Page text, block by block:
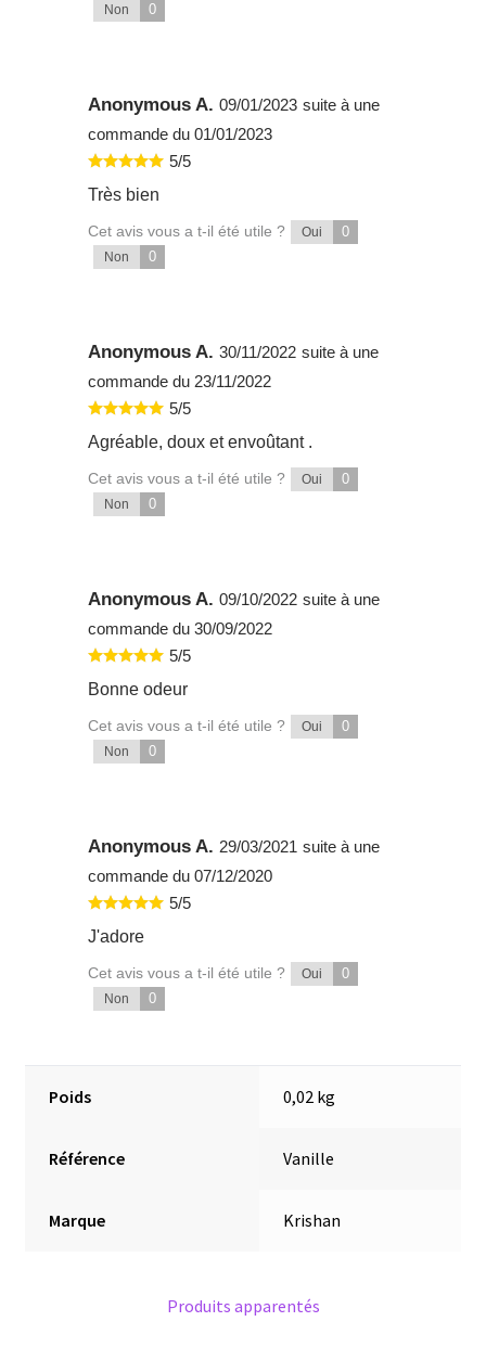
Non 0
Anonymous A. 09/01/2023 suite à une
commande du 01/01/2023
5/5
Très bien
Cet avis vous a t-il été utile ? Oui 0
Non 0
Anonymous A. 30/11/2022 suite à une
commande du 23/11/2022
5/5
Agréable, doux et envoûtant .
Cet avis vous a t-il été utile ? Oui 0
Non 0
Anonymous A. 09/10/2022 suite à une
commande du 30/09/2022
5/5
Bonne odeur
Cet avis vous a t-il été utile ? Oui 0
Non 0
Anonymous A. 29/03/2021 suite à une
commande du 07/12/2020
5/5
J'adore
Cet avis vous a t-il été utile ? Oui 0
Non 0
Poids 0,02 kg
Référence Vanille
Marque Krishan
Produits apparentés